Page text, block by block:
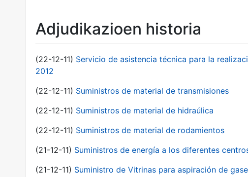
Adjudikazioen historia
(22-12-11) Servicio de asistencia técnica para la
2012
(22-12-11) Suministros de material de transmisiones
(22-12-11) Suministros de material de hidraúlica
(22-12-11) Suministros de material de rodamientos
(21-12-11) Suministros de energía a los diferentes
(21-12-11) Suministro de Vitrinas para aspiración de